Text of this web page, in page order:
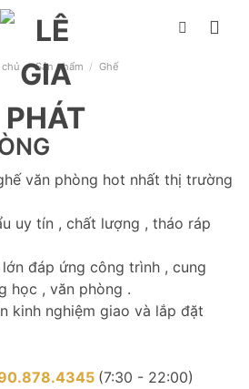
chủ / Sản phẩm / Ghế
văn phòng hot nhất thị trường
uy tín , chất lượng , tháo ráp
đáp ứng công trình , cung
học , văn phòng .
kinh nghiệm giao và lắp đặt
(7:30 - 22:00)